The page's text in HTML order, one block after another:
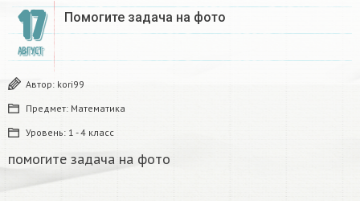
17
АВГУСТ
Помогите задача на фото​
Автор: kori99
Предмет: Математика
Уровень: 1 - 4 класс
помогите задача на фото​